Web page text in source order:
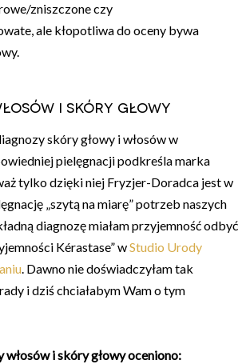
zniszczone czy
ale kłopotliwa do oceny bywa
i skóry głowy
skóry głowy i włosów w
pielęgnacji podkreśla marka
tylko dzięki niej Fryzjer-Doradca jest w
„szytą na miarę” potrzeb naszych
diagnozę miałam przyjemność odbyć
Kérastase” wStudio Urody
. Dawno nie doświadczyłam tak
i dziś chciałabym Wam o tym
włosów i skóry głowy oceniono: